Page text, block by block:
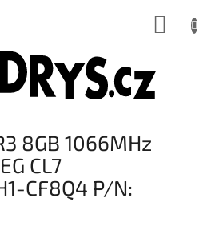
8GB 1066MHz
CL7
CF8Q4 P/N: